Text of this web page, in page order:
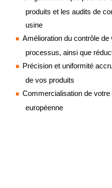
produits et les audits de
usine
Amélioration du contrôle
processus, ainsi que
Précision et uniformité
de vos produits
Commercialisation de
européenne